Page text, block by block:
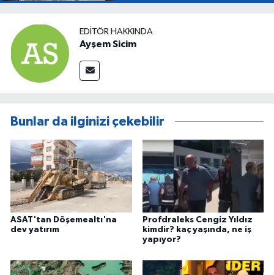
EDITÖR HAKKINDA
Ayşem Sicim
Bunlar da ilginizi çekebilir
ASAT'tan Döşemealtı'na
dev yatırım
Profdraleks Cengiz Yıldız
kimdir? kaç yaşında, ne iş
yapıyor?